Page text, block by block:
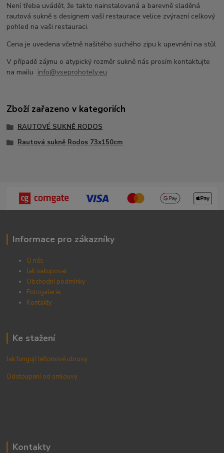
Není třeba uvádět, že takto nainstalovaná a barevně sladěná
rautová sukně s designem vaší restaurace velice zvýrazní celkový
pohled na vaši restauraci.
Cena je uvedena včetně našitého suchého zipu k upevnění na stůl
V případě zájmu o atypický rozměr sukně nás prosím kontaktujte
na mailu info@vseprohotely.eu
Zboží zařazeno v kategoriích
RAUTOVÉ SUKNĚ RODOS
Rautová sukně Rodos 73x150cm
Informace pro zákazníky
O nás
Jak nakupovat
Obchodní podmínky
Fotogalerie
Kontakty
Ke stažení
Jak fungují teflonové ubrusy
Odstoupení od smlouvy
Kontakty